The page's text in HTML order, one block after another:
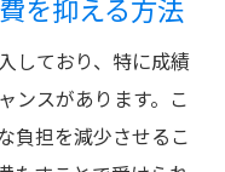
を抑える方法
しており、特に成績
ンスがあります。こ
負担を減少させるこ